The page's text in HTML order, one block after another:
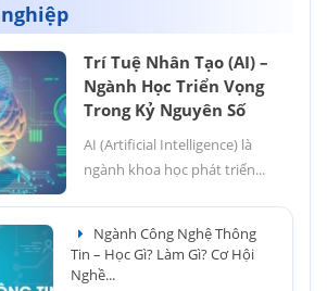
Trí Tuệ Nhân Tạo (AI) –
Ngành Học Triển Vọng
Trong Kỷ Nguyên Số
AI (Artificial Intelligence) là
ngành khoa học phát triển...
Ngành Công Nghệ Thông
Tin – Học Gì? Làm Gì? Cơ Hội
Nghề...